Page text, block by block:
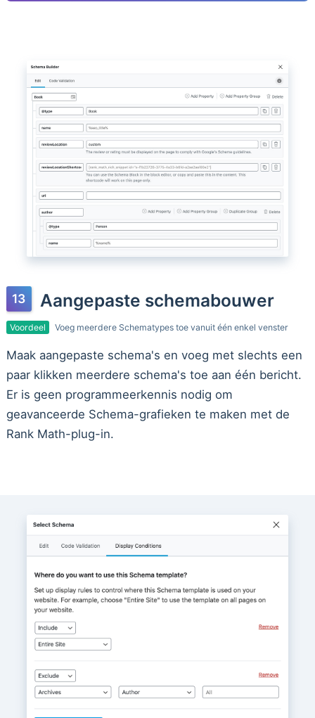
Aangepaste schemabouwer
Voordeel Voeg meerdere Schematypes toe vanuit één enkel venster
Maak aangepaste schema's en voeg met slechts een
paar klikken meerdere schema's toe aan één bericht.
Er is geen programmeerkennis nodig om
geavanceerde Schema-grafieken te maken met de
Rank Math-plug-in.